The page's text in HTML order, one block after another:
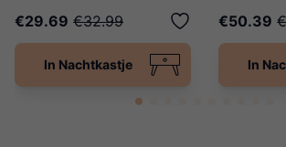
€29.69 €32.99
In Nachtkastje
€50.39
In